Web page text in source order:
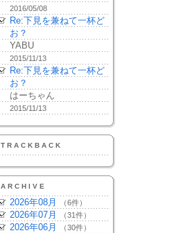
2016/05/08
Re:下見を兼ねて一杯ど
お？
YABU
2015/11/13
Re:下見を兼ねて一杯ど
お？
はーちゃん
2015/11/13
TRACKBACK
ARCHIVE
2026年08月 （6件）
2026年07月 （31件）
2026年06月 （30件）